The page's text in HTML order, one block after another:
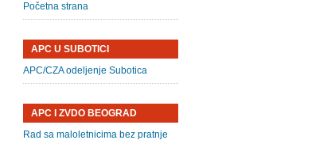
Početna strana
APC U SUBOTICI
APC/CZA odeljenje Subotica
APC I ZVDO BEOGRAD
Rad sa maloletnicima bez pratnje